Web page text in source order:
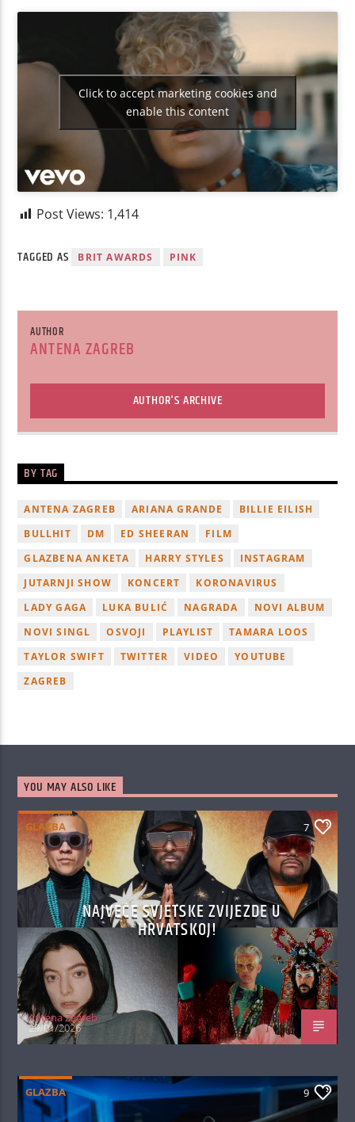
Click to accept marketing cookies and
enable this content
Post Views: 1,414
TAGGED AS BRIT AWARDS PINK
AUTHOR
ANTENA ZAGREB
AUTHOR'S ARCHIVE
BY TAG
ANTENA ZAGREB ARIANA GRANDE
BILLIE EILISH
BULLHIT
DM ED SHEERAN
FILM
GLAZBENA ANKETA
HARRY STYLES
INSTAGRAM
JUTARNJI SHOW
KONCERT
KORONAVIRUS
LADY GAGA
LUKA BULIĆ NAGRADA
NOVI ALBUM
NOVI SINGL
OSVOJI PLAYLIST
TAMARA LOOS
TAYLOR SWIFT
TWITTER VIDEO
YOUTUBE
ZAGREB
YOU MAY ALSO LIKE
GLAZBA 7
NAJVEĆE SVJETSKE ZVIJEZDE U
HRVATSKOJ!
Antena Zagreb
29/01/2026
GLAZBA 9